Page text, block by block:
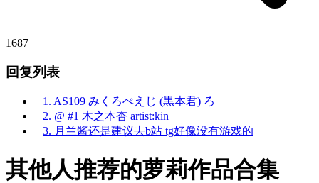
1687
回复列表
1. AS109 みくろぺえじ (黒本君) ろ
2. @ #1 木之本杏 artist:kin
3. 月兰酱还是建议去b站 tg好像没有游戏的
其他人推荐的萝莉作品合集